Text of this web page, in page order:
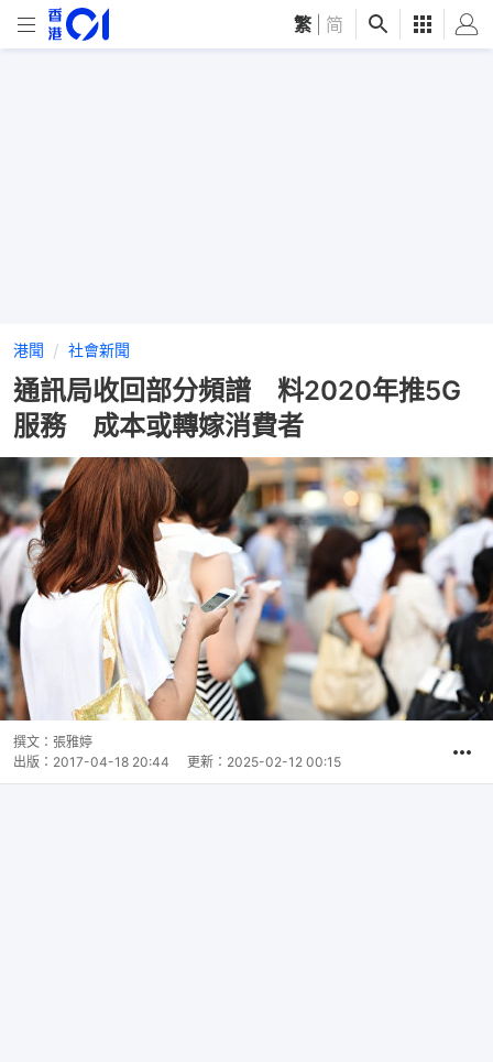
繁 简
港聞 社會新聞
通訊局收回部分頻譜 料2020年推5G
服務 成本或轉嫁消費者
撰文： 張雅婷
出版： 2017-04-18 20:44 更新： 2025-02-12 00:15